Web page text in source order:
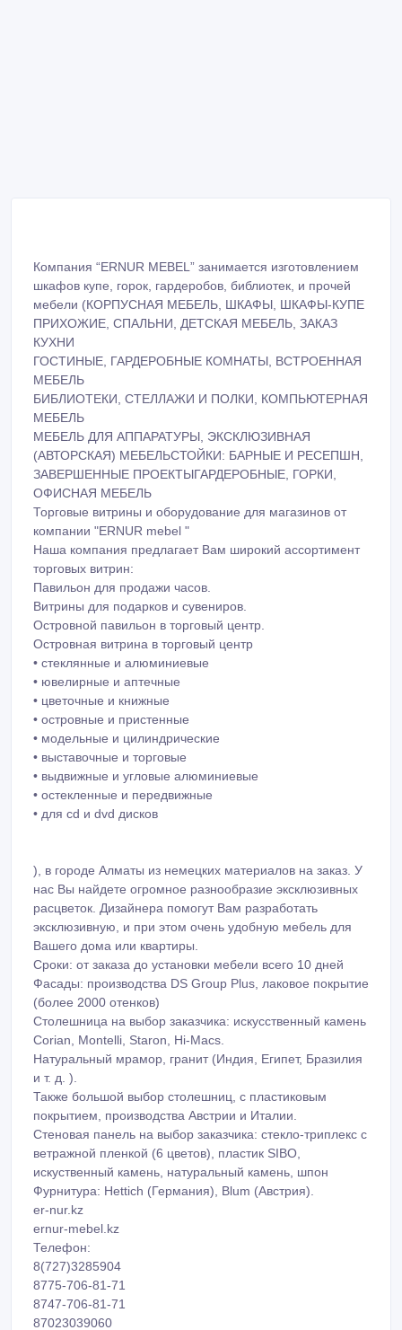
Компания “ERNUR MEBEL” занимается изготовлением
шкафов купе, горок, гардеробов, библиотек, и прочей
мебели (КОРПУСНАЯ МЕБЕЛЬ, ШКАФЫ, ШКАФЫ-КУПЕ
ПРИХОЖИЕ, СПАЛЬНИ, ДЕТСКАЯ МЕБЕЛЬ, ЗАКАЗ
КУХНИ
ГОСТИНЫЕ, ГАРДЕРОБНЫЕ КОМНАТЫ, ВСТРОЕННАЯ
БИБЛИОТЕКИ, СТЕЛЛАЖИ И ПОЛКИ, КОМПЬЮТЕРНАЯ
МЕБЕЛЬ
МЕБЕЛЬ ДЛЯ АППАРАТУРЫ, ЭКСКЛЮЗИВНАЯ
(АВТОРСКАЯ) МЕБЕЛЬCТОЙКИ: БАРНЫЕ И РЕСЕПШН,
ЗАВЕРШЕННЫЕ ПРОЕКТЫГАРДЕРОБНЫЕ, ГОРКИ,
Торговые витрины и оборудование для магазинов от
компании "ERNUR mebel "
Наша компания предлагает Вам широкий ассортимент
торговых витрин:
Павильон для продажи чаcов.
Витрины для подарков и сувениров.
Островной павильон в торговый центр.
Островная витрина в торговый центр
• ювелирные и аптечные
• цветочные и книжные
• островные и пристенные
• модельные и цилиндрические
• выставочные и торговые
• выдвижные и угловые алюминиевые
• остекленные и передвижные
• для cd и dvd дисков
), в городе Алматы из немецких материалов на заказ. У
нас Вы найдете огромное разнообразие эксклюзивных
расцветок. Дизайнера помогут Вам разработать
эксклюзивную, и при этом очень удобную мебель для
Вашего дома или квартиры.
Сроки: от заказа до установки мебели всего 10 дней
Фасады: производства DS Group Plus, лаковое покрытие
(более 2000 отенков)
Столешница на выбор заказчика: искусственный камень
Corian, Montelli, Staron, Hi-Macs.
Натуральный мрамор, гранит (Индия, Египет, Бразилия
и т. д. ).
Также большой выбор столешниц, с пластиковым
покрытием, производства Австрии и Италии.
Стеновая панель на выбор заказчика: стекло-триплекс с